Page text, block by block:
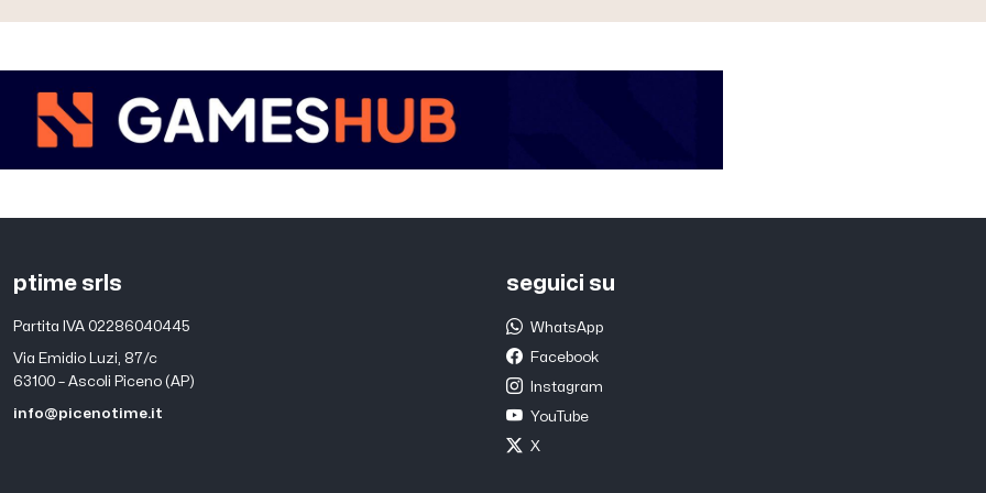
ptime srls
Partita IVA 02286040445
Via Emidio Luzi, 87/c
63100 – Ascoli Piceno (AP)
info@picenotime.it
seguici su
WhatsApp
Facebook
Instagram
YouTube
X